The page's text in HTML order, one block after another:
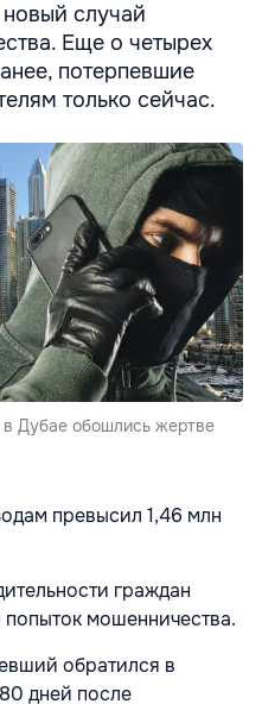
случай
Еще о четырех
потерпевшие
только сейчас.
Дубае обошлись жертве
превысил 1,46 млн
граждан
попыток мошенничества.
обратился в
дней после